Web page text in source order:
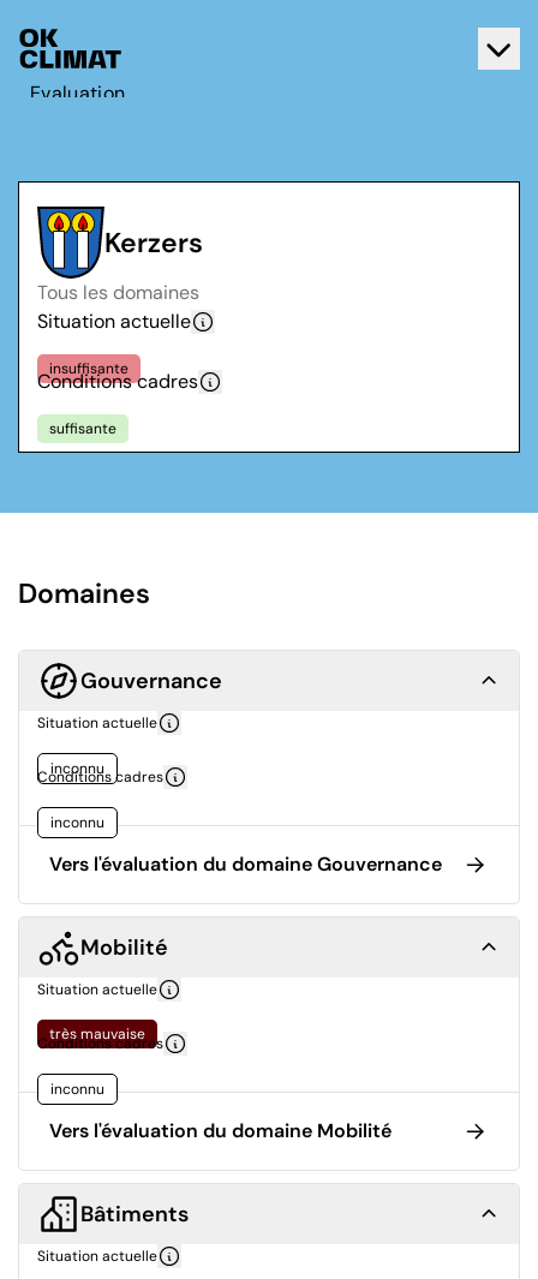
Evaluation
Contact
Français
Deutsch
Kerzers
Tous les domaines
Situation actuelle
insuffisante
Conditions cadres
suffisante
Domaines
Gouvernance
Situation actuelle
inconnu
Conditions cadres
inconnu
Vers l'évaluation du domaine Gouvernance
Mobilité
Situation actuelle
très mauvaise
Conditions cadres
inconnu
Vers l'évaluation du domaine Mobilité
Bâtiments
Situation actuelle